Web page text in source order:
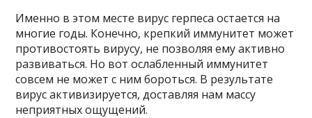
Именно в этом месте вирус герпеса остается на
многие годы. Конечно, крепкий иммунитет может
противостоять вирусу, не позволяя ему активно
развиваться. Но вот ослабленный иммунитет
совсем не может с ним бороться. В результате
вирус активизируется, доставляя нам массу
неприятных ощущений.